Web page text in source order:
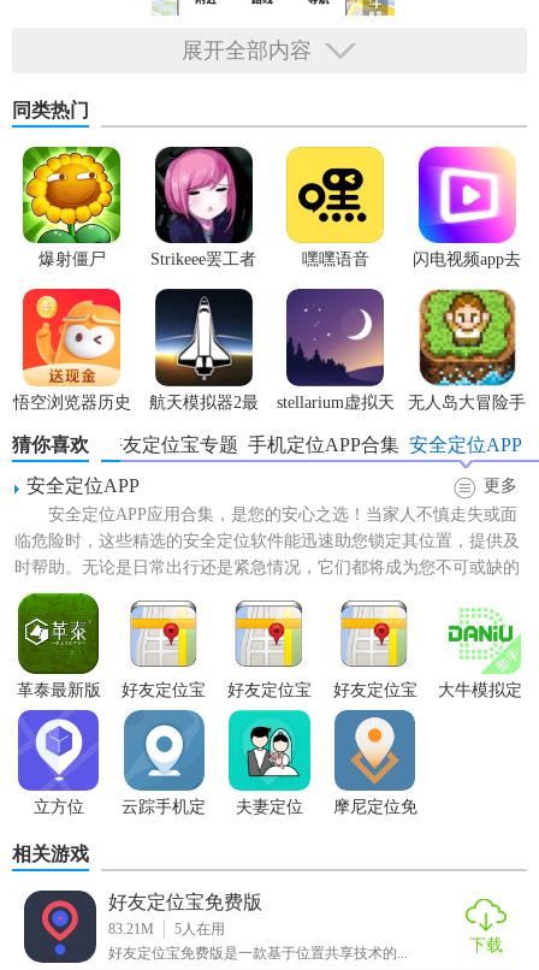
【好友定位宝最新版技巧】
1. 快速定位：打开软件后，系统将自动进行定位，用户可以
2. 隐私设置：用户可以在软件的设置中调整自己的隐私权
限，如是否允许他人查看自己的位置信息、是否开启实时定
位等。
3. 历史足迹查看：软件会记录用户的移动轨迹，用户可以在
历史足迹中查看自己和亲友过去的行动路线。
4. 实时通讯：除了定位功能外，软件还提供了实时通讯功
能，用户可以通过软件与亲友进行文字、语音或视频通话。
【好友定位宝最新版亮点】
1. 精确定位：采用百度地图等第三方地图软件的精确定位技
2. 实时共享：支持亲友之间的实时位置共享，方便用户随时
掌握亲友的动态。
3. 隐私保护：用户可以根据自己的需求设置隐私权限，保护
展开全部内容
同类热门
爆射僵尸 Strikeee罢工者 嘿嘿语音
闪电视频app去
广告版
悟空浏览器历史
版本
航天模拟器2最
新版
stellarium虚拟天
无人岛大冒险手
机版
猜你喜欢 安全定位APP
手机定位APP合集
好友定位宝专题
安全定位APP
更多
安全定位APP应用合集，是您的安心之选！当家人不慎走失或面
临危险时，这些精选的安全定位软件能迅速助您锁定其位置，提供及
时帮助。无论是日常出行还是紧急情况，它们都将成为您不可或缺的
守护神。更有一键报警功...
革泰最新版 好友定位宝
好友定位宝
官方版
好友定位宝
最新版
大牛模拟定
立方位
云踪手机定
夫妻定位
摩尼定位免
相关游戏
好友定位宝免费版
83.21M 5人在用
好友定位宝免费版是一款基于位置共享技术的...
下载